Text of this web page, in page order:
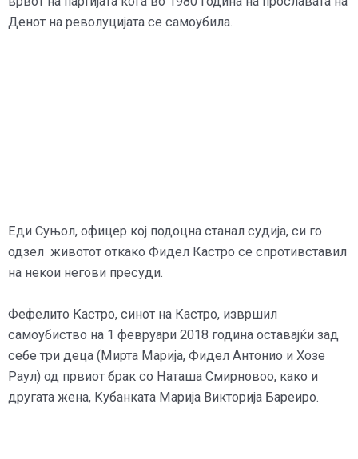
Денот на револуцијата се самоубила.
Еди Суњол, офицер кој подоцна станал судија, си го
одзел животот откако Фидел Кастро се спротивставил
на некои негови пресуди.
Фефелито Кастро, синот на Кастро, извршил
самоубиство на 1 февруари 2018 година оставајќи зад
себе три деца (Мирта Марија, Фидел Антонио и Хозе
Раул) од првиот брак со Наташа Смирновоо, како и
другата жена, Кубанката Марија Викторија Бареиро.